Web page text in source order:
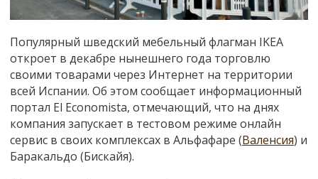
Популярный шведский мебельный флагман IKEA
откроет в декабре нынешнего года торговлю
своими товарами через Интернет на территории
всей Испании. Об этом сообщает информационный
портал El Economista, отмечающий, что на днях
компания запускает в тестовом режиме онлайн
сервис в своих комплексах в Альфафаре (Валенсия) и
Баракальдо (Бискайя).